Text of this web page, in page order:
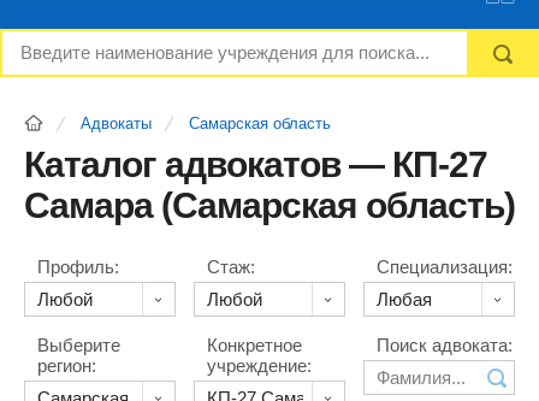
НОВОСТИ БЛОГ АДВОКАТЫ
РЕКЛАМОДАТЕЛЯМ
Адвокаты Самарская область
Каталог адвокатов — КП-27
Самара (Самарская область)
Профиль: Стаж: Специализация:
Выберите
регион:
Конкретное
учреждение:
Поиск адвоката: